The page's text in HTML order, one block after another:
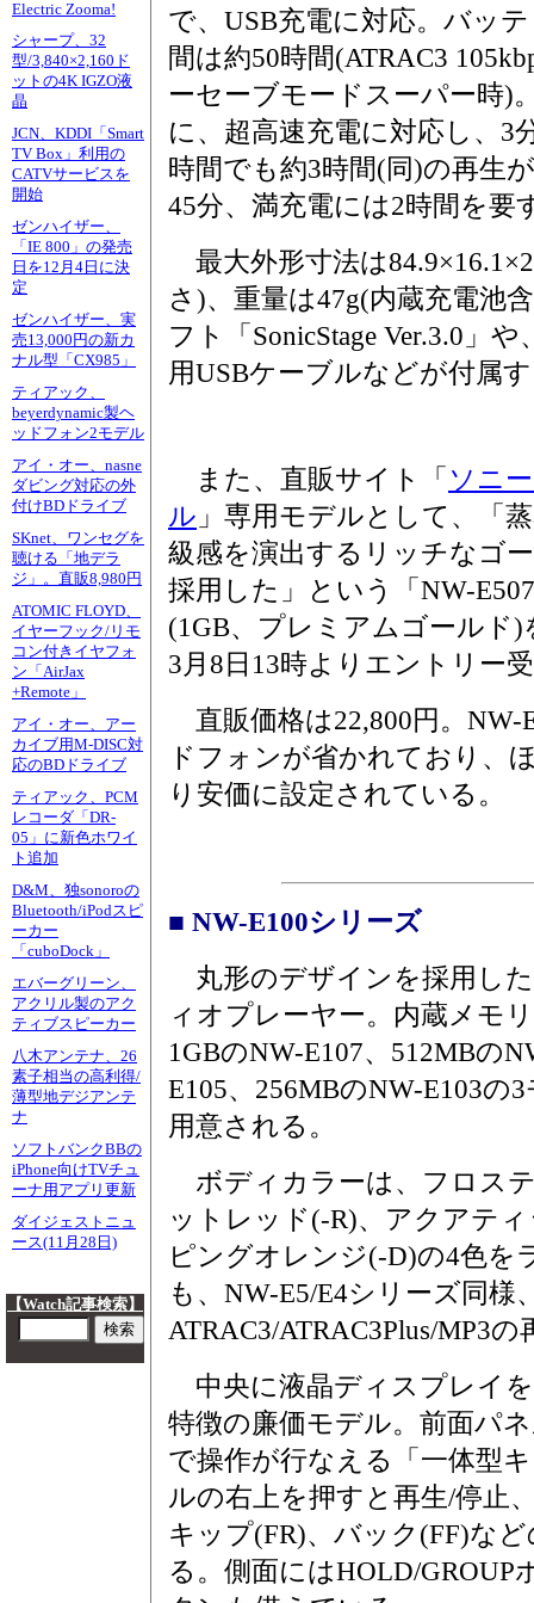
Electric Zooma!
シャープ、32
型/3,840×2,160ド
ットの4K IGZO液
晶
JCN、KDDI「Smart
TV Box」利用の
CATVサービスを
開始
ゼンハイザー、
「IE 800」の発売
日を12月4日に決
定
ゼンハイザー、実
売13,000円の新カ
ナル型「CX985」
ティアック、
beyerdynamic製ヘ
ッドフォン2モデル
アイ・オー、nasne
ダビング対応の外
付けBDドライブ
SKnet、ワンセグを
聴ける「地デラ
ジ」。直販8,980円
ATOMIC FLOYD、
イヤーフック/リモ
コン付きイヤフォ
ン「AirJax
+Remote」
アイ・オー、アー
カイブ用M-DISC対
応のBDドライブ
ティアック、PCM
レコーダ「DR-
05」に新色ホワイ
ト追加
D&M、独sonoroの
Bluetooth/iPodスピ
ーカー
「cuboDock」
エバーグリーン、
アクリル製のアク
ティブスピーカー
八木アンテナ、26
素子相当の高利得/
薄型地デジアンテ
ナ
ソフトバンクBBの
iPhone向けTVチュ
ーナ用アプリ更新
ダイジェストニュ
ース(11月28日)
【Watch記事検索】
で、USB充電に対応。バッ
間は約50時間(ATRAC3
ーセーブモードスーパー時)
に、超高速充電に対応し、3
時間でも約3時間(同)の再生
45分、満充電には2時間を要
最大外形寸法は
さ)、重量は47g(内蔵充電池
フト「SonicStage Ver.3.0」
用USBケーブルなどが付属
また、直販サイト「 ソニ
ル 」専用モデルとして、「
級感を演出するリッチなゴ
採用した」という「NW-
(1GB、プレミアムゴールド)
3月8日13時よりエントリー
直販価格は22,800円。NW-
ドフォンが省かれており、
り安価に設定されている。
■ NW-E100シリーズ
丸形のデザインを採用し
ィオプレーヤー。内蔵メモ
1GBのNW-E107、512MBの
E105、256MBのNW-E103の
用意される。
ボディカラーは、フロス
ットレッド(-R)、アクアテ
ピングオレンジ(-D)の4色を
も、NW-E5/E4シリーズ同様
ATRAC3/ATRAC3Plus/MP3
中央に液晶ディスプレイ
特徴の廉価モデル。前面パ
で操作が行なえる「一体型
ルの右上を押すと再生/停止
キップ(FR)、バック(FF)な
る。側面にはHOLD/